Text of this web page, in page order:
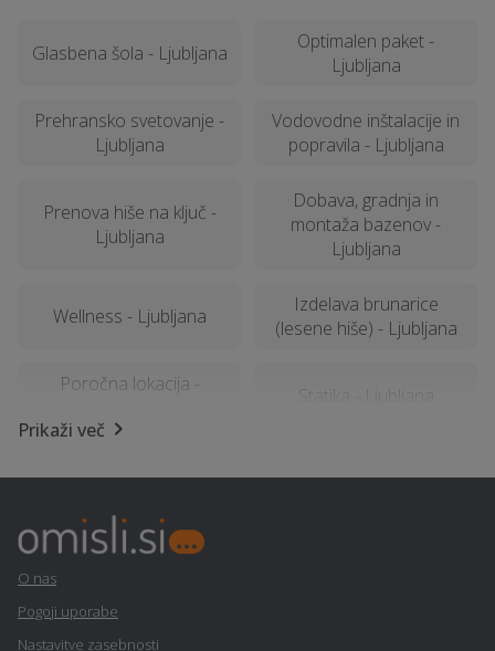
Glasbena šola - Ljubljana
Optimalen paket -
Ljubljana
Prehransko svetovanje -
Ljubljana
Vodovodne inštalacije in
popravila - Ljubljana
Prenova hiše na ključ -
Ljubljana
Dobava, gradnja in
montaža bazenov -
Ljubljana
Wellness - Ljubljana
Izdelava brunarice
(lesene hiše) - Ljubljana
Poročna lokacija -
Statika - Ljubljana
Letna kuhinja - Ljubljana
Fizioterapija - Ljubljana
Kamnoseštvo - Ljubljana
Prikaži več
O nas
Pogoji uporabe
Nastavitve zasebnosti